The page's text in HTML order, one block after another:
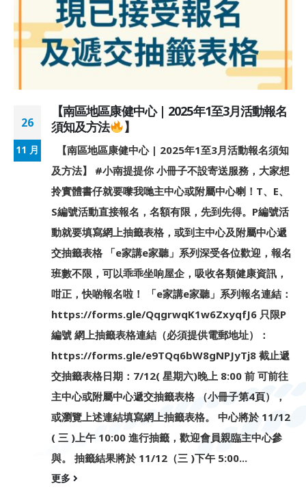
26
11 月
【南區地區康健中心 | 2025年1至3月活動報名
須知及方法
】
【南區地區康健中心 | 2025年1至3月活動報名須知
及方法】 #小南提提你 小冊子不設寄送服務，大家想
拎實體書仔就要嚟我哋主中心或附屬中心喇！T、E、
S編號活動直接報名，名額有限，先到先得。P編號活
動就要填寫網上抽籤表格，或到主中心及附屬中心遞
交抽籤表格 「e家講e家聽」系列深受各位歡迎，報名
班數不限，可以乖乖坐响屋企，吸收各類健康資訊，
咁正，快啲報名啦！ 「e家講e家聽」系列報名連結：
https://forms.gle/QqgrwqK1w6ZxyqfJ6 只限P
編號 網上抽籤表格連結（必須提供電郵地址）：
https://forms.gle/e9TQq6bW8gNPJyTj8 截止遞
交抽籤表格日期：7/12( 星期六)晚上 8:00 前 可前往
主中心或附屬中心遞交抽籤表格 （小冊子第4頁），
或瀏覽上述連結填寫網上抽籤表格。 中心將於 11/12
( 三 )上午 10:00 進行抽籤，歡迎會員親臨主中心參
與。 抽籤結果將於 11/12（三 )下午 5:00...
更多